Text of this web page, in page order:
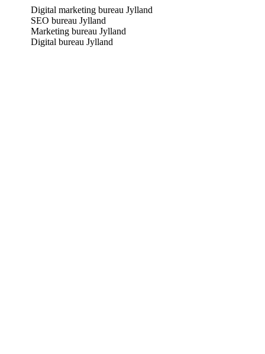
Digital marketing bureau Jylland
SEO bureau Jylland
Marketing bureau Jylland
Digital bureau Jylland